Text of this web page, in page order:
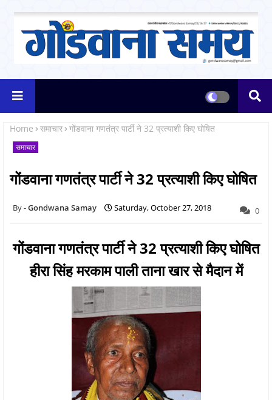
Home समाचार गोंडवाना गणतंत्र पार्टी ने 32 प्रत्याशी किए घोषित
समाचार
गोंडवाना गणतंत्र पार्टी ने 32 प्रत्याशी किए घोषित
Gondwana Samay Saturday, October 27, 2018 0
गोंडवाना गणतंत्र पार्टी ने 32 प्रत्याशी किए घोषित
हीरा सिंह मरकाम पाली ताना खार से मैदान में